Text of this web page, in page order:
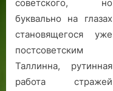
советского, но
буквально на глазах
становящегося уже
постсоветским
Таллинна, рутинная
работа стражей